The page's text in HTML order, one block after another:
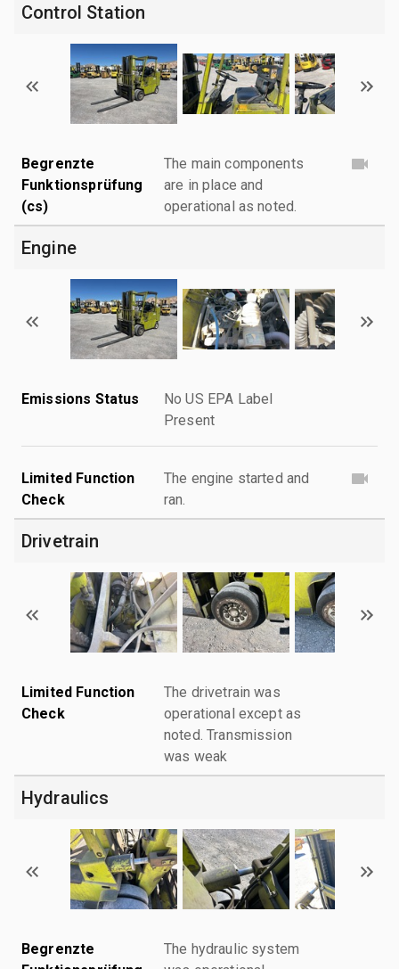
Control Station
Begrenzte
Funktionsprüfung
(cs)
The main components
are in place and
operational as noted.
Engine
Emissions Status
No US EPA Label
Present
Limited Function
Check
The engine started and
ran.
Drivetrain
Limited Function
Check
The drivetrain was
operational except as
noted. Transmission
was weak
Hydraulics
Begrenzte
The hydraulic system